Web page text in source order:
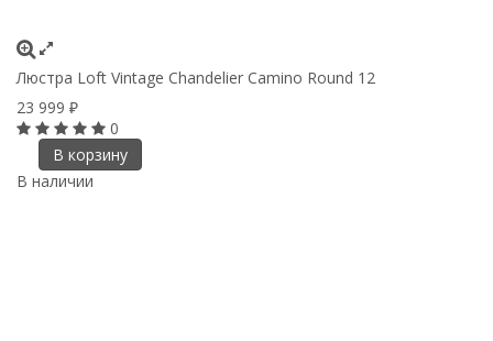
Люстра Loft Vintage Chandelier Camino Round 12
23 999 ₽
0
В корзину
В наличии